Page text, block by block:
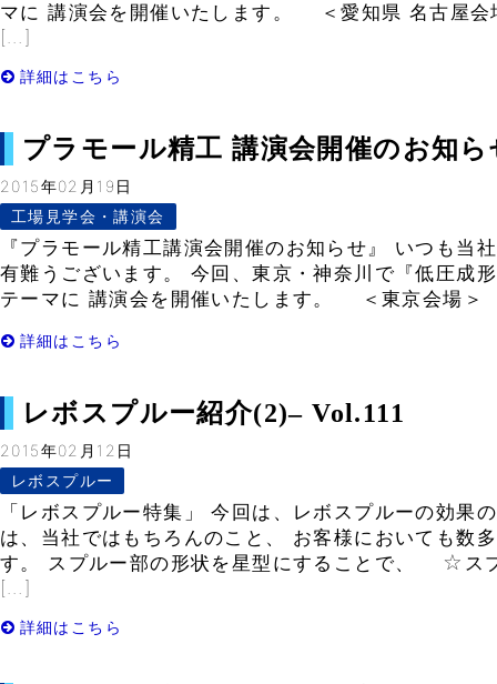
マに 講演会を開催いたします。 ＜愛知県 名
[…]
詳細はこちら
プラモール精工 講演会開催のお知ら
2015年02月19日
工場見学会・講演会
『プラモール精工講演会開催のお知らせ』 いつも当
有難うございます。 今回、東京・神奈川で『低圧成
テーマに 講演会を開催いたします。 ＜東京
詳細はこちら
レボスプルー紹介(2)– Vol.111
2015年02月12日
レボスプルー
「レボスプルー特集」 今回は、レボスプルーの効果
は、当社ではもちろんのこと、 お客様においても数
す。 スプルー部の形状を星型にすることで、 ☆ス
[…]
詳細はこちら